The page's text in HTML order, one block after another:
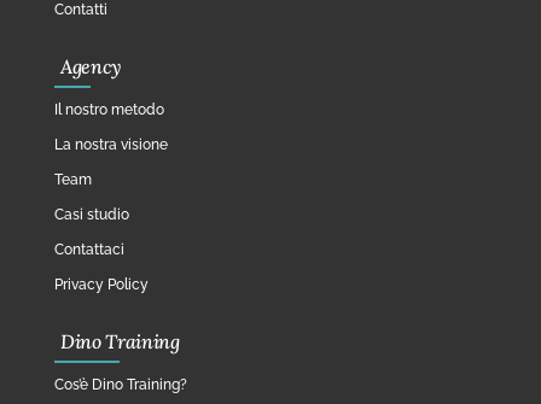
Contatti
Agency
Il nostro metodo
La nostra visione
Team
Casi studio
Contattaci
Privacy Policy
Dino Training
Cos’è Dino Training?